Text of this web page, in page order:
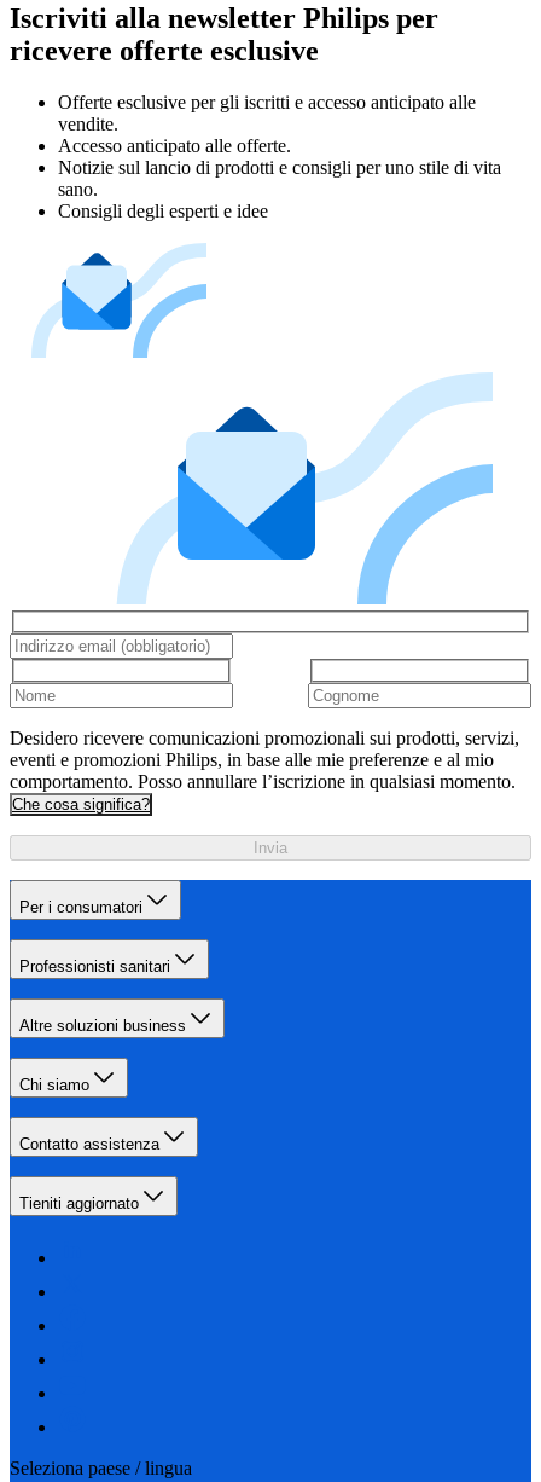
Iscriviti alla newsletter Philips per
ricevere offerte esclusive
Offerte esclusive per gli iscritti e accesso anticipato alle
vendite.
Accesso anticipato alle offerte.
Notizie sul lancio di prodotti e consigli per uno stile di vita
sano.
Consigli degli esperti e idee
Desidero ricevere comunicazioni promozionali sui prodotti, servizi,
eventi e promozioni Philips, in base alle mie preferenze e al mio
comportamento. Posso annullare l’iscrizione in qualsiasi momento.
Che cosa significa?
Invia
Per i consumatori
Professionisti sanitari
Altre soluzioni business
Chi siamo
Contatto assistenza
Tieniti aggiornato
Seleziona paese / lingua